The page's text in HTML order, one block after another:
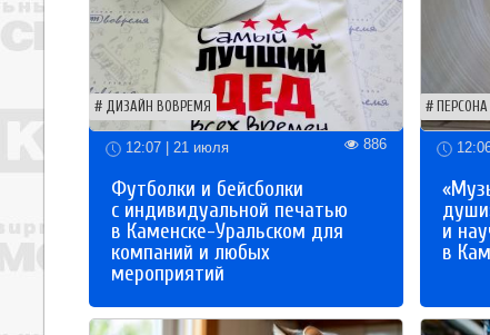
ДИЗАЙН ВОВРЕМЯ
12:07 | 21 июля 886
Футболки и бейсболки
с индивидуальной печатью
в Каменске-Уральском для
компаний и любых
мероприятий
ПЕРСОНА
и
в